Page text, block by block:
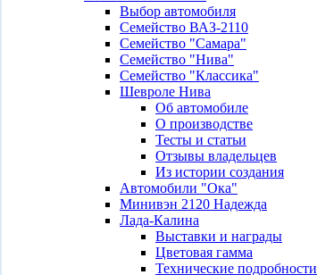
Выбор автомобиля
Семейство ВАЗ-2110
Семейство "Самара"
Семейство "Нива"
Семейство "Классика"
Шевроле Нива
Об автомобиле
О производстве
Тесты и статьи
Отзывы владельцев
Из истории создания
Автомобили "Ока"
Минивэн 2120 Надежда
Лада-Калина
Выставки и награды
Цветовая гамма
Технические подробности